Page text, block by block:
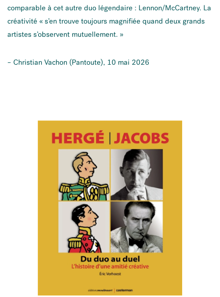
comparable à cet autre duo légendaire : Lennon/McCartney. La
créativité « s’en trouve toujours magnifiée quand deux grands
artistes s’observent mutuellement. »
– Christian Vachon (Pantoute), 10 mai 2026